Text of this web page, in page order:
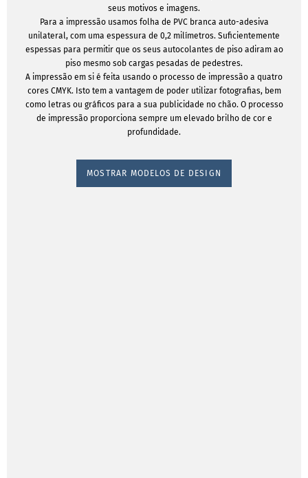
seus motivos e imagens.
Para a impressão usamos folha de PVC branca auto-adesiva
unilateral, com uma espessura de 0,2 milímetros. Suficientemente
espessas para permitir que os seus autocolantes de piso adiram ao
piso mesmo sob cargas pesadas de pedestres.
A impressão em si é feita usando o processo de impressão a quatro
cores CMYK. Isto tem a vantagem de poder utilizar fotografias, bem
como letras ou gráficos para a sua publicidade no chão. O processo
de impressão proporciona sempre um elevado brilho de cor e
profundidade.
MOSTRAR MODELOS DE DESIGN